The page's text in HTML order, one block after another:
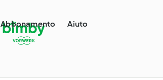
Abbonamento Aiuto